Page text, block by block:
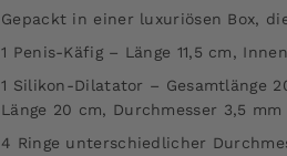
Gepackt in einer luxuriösen Box,
1 Penis-Käfig – Länge 11,5 cm,
1 Silikon-Dilatator – Gesamtlänge
Länge 20 cm, Durchmesser 3,5 mm
4 Ringe unterschiedlicher